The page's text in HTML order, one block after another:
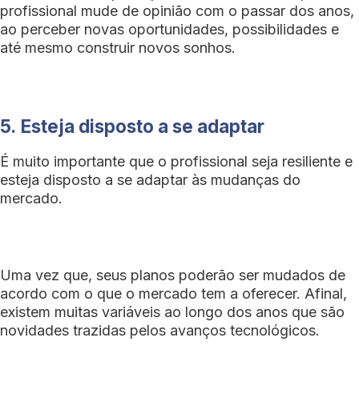
profissional mude de opinião com o passar dos anos,
ao perceber novas oportunidades, possibilidades e
até mesmo construir novos sonhos.
5. Esteja disposto a se adaptar
É muito importante que o profissional seja resiliente e
esteja disposto a se adaptar às mudanças do
mercado.
Uma vez que, seus planos poderão ser mudados de
acordo com o que o mercado tem a oferecer. Afinal,
existem muitas variáveis ao longo dos anos que são
novidades trazidas pelos avanços tecnológicos.